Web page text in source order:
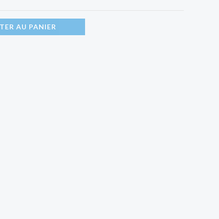
AU PANIER